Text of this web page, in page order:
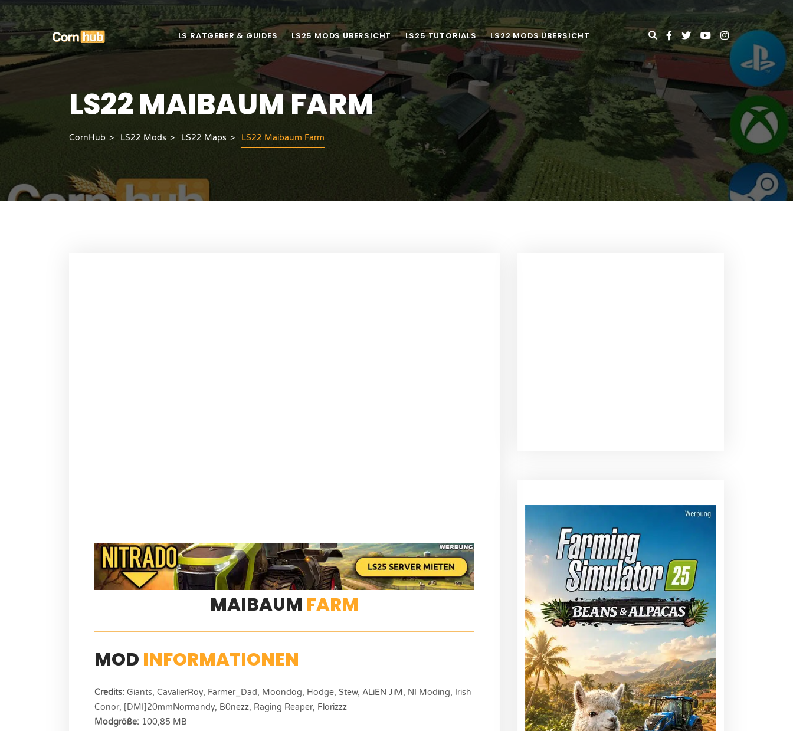
LS RATGEBER & GUIDES LS25 MODS ÜBERSICHT LS25 TUTORIALS LS22 MODS ÜBERSICHT
LS22 MAIBAUM FARM
CornHub LS22 Mods LS22 Maps LS22 Maibaum Farm
MAIBAUM FARM
MOD INFORMATIONEN
Credits: Giants, CavalierRoy, Farmer_Dad, Moondog, Hodge, Stew, ALiEN JiM, NI Moding, Irish
Conor, [DMI]20mmNormandy, B0nezz, Raging Reaper, Florizzz
Modgröße: 100,85 MB